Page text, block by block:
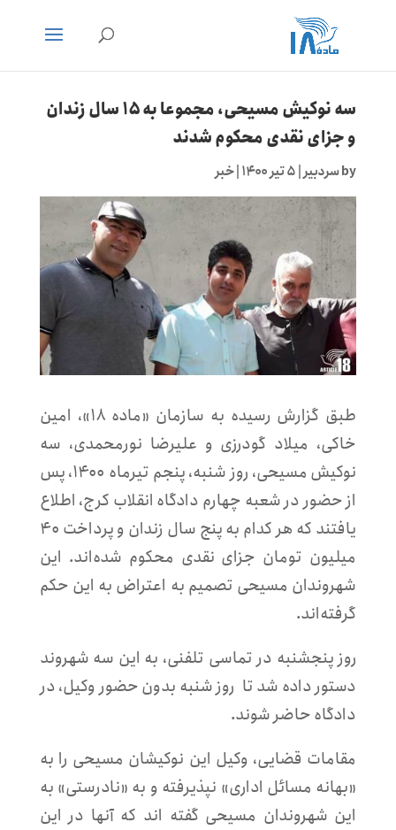
سه نوکیش مسیحی، مجموعا به ۱۵ سال زندان
و جزای نقدی محکوم شدند
byسردبیر| ۵ تیر ۱۴۰۰ خبر
طبق گزارش رسیده به سازمان «ماده ۱۸»، امین
خاکی، میلاد گودرزی و علیرضا نورمحمدی، سه
نوکیش مسیحی، روز شنبه، پنجم تیرماه ۱۴۰۰، پس
از حضور در شعبه چهارم دادگاه انقلاب کرج، اطلاع
یافتند که هر کدام به پنج سال زندان و پرداخت ۴۰
میلیون تومان جزای نقدی محکوم شده‌اند. این
شهروندان مسیحی تصمیم به اعتراض به این حکم
گرفته‌اند.
روز پنجشنبه در تماسی تلفنی، به این سه شهروند
دستور داده شد تا روز شنبه بدون حضور وکیل، در
دادگاه حاضر شوند.
مقامات قضایی، وکیل این نوکیشان مسیحی را به
«بهانه مسائل اداری» نپذیرفته و به «نادرستی» به
این شهروندان مسیحی گفته اند که آنها در این